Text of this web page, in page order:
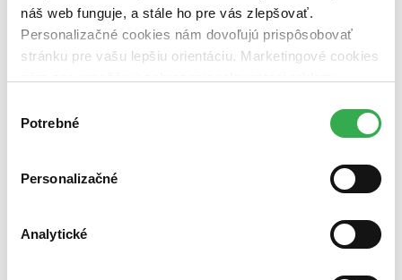
náš web funguje, a stále ho pre vás zlepšovať.
Personalizačné cookies nám dovoľujú prispôsobovať
stránku pre vašu lepšiu orientáciu. Marketingové cookies
nám pomohlo, keby sme mohli používať všetky tieto
súhlasu
Potrebné
Personalizačné
Analytické
čítaná - výborný stav (0 titulov)čítaná - výborný stav
čítaná - mierne opotrebovaná (0 titulov)
čítaná - mierne
opotrebovaná
čítané verzie vypredaných kníh (0 titulov)čítané verzie
Od prvej časti